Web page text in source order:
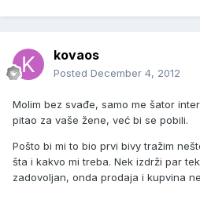
kovaos
Posted December 4, 2012
Molim bez svađe, samo me šator
pitao za vaše žene, već bi se pobili.
Pošto bi mi to bio prvi bivy tražim
šta i kakvo mi treba. Nek izdrži par
zadovoljan, onda prodaja i kupvina